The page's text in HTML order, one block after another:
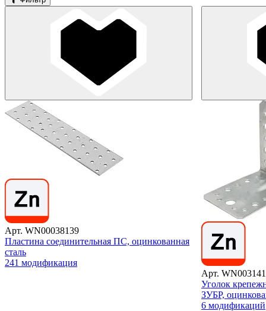
Арт. WN00038139
Пластина соединительная ПС, оцинкованная
сталь
241 модификация
Арт.
Уголок
ЗУБР,
6 модификаций